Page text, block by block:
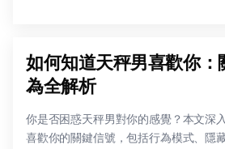
如何知道天秤男喜歡你：
為全解析
你是否困惑天秤男對你的感覺？本文深
喜歡你的關鍵信號，包括行為模式、隱